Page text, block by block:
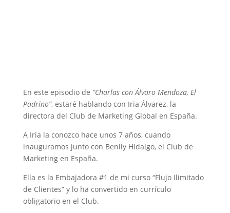
En este episodio de “Charlas con Álvaro Mendoza, El
Padrino”, estaré hablando con Iria Álvarez, la
directora del Club de Marketing Global en España.
A Iria la conozco hace unos 7 años, cuando
inauguramos junto con Benlly Hidalgo, el Club de
Marketing en España.
Ella es la Embajadora #1 de mi curso “Flujo Ilimitado
de Clientes” y lo ha convertido en currículo
obligatorio en el Club.